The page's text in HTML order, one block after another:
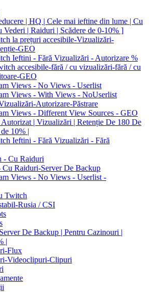
| HQ | Cele mai ieftine din lume | Cu
Vederi | Raiduri | Scădere de 0-10% ]
la prețuri accesibile-Vizualizări-
GEO
Ieftini - Fără Vizualizări - Autorizare %
accesibile-fără / cu vizualizări-fără / cu
GEO
Views - No Views - Userlist
Views - With Views - NoUserlist
Autorizare-Păstrare
Views - Different View Sources - GEO
| Vizualizări | Retenție De 180 De
10% |
Ieftini - Fără Vizualizări - Fără
- Cu Raiduri
Raiduri-Server De Backup
Views - No Views - Userlist -
Twitch
Rusia / CSI
De Backup | Pentru Cazinouri |
|
Flux
Videoclipuri-Clipuri